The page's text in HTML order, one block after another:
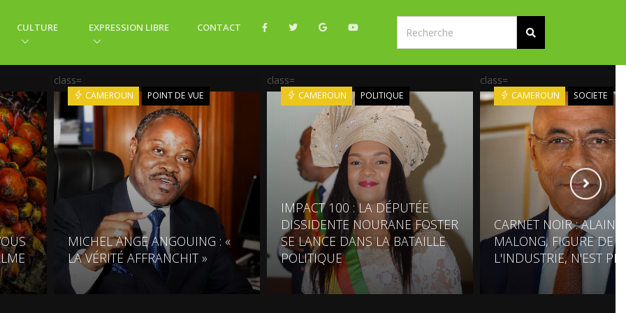
CULTURE EXPRESSION LIBRE CONTACT
class=
CAMEROUN POINT DE VUE
MICHEL ANGE ANGOUING : «
LA VÉRITÉ AFFRANCHIT »
class=
CAMEROUN POLITIQUE
IMPACT 100 : LA DÉPUTÉE
DISSIDENTE NOURANE FOSTER
SE LANCE DANS LA BATAILLE
POLITIQUE
class=
CAMEROUN SOCIETE
CARNET NOIR : ALAIN
MALONG, FIGURE DE
L'INDUSTRIE, N'EST